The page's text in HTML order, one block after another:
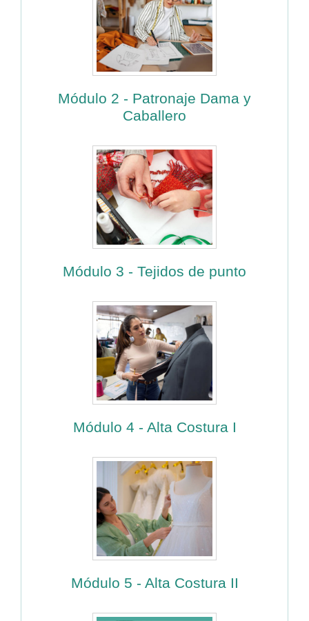
Módulo 2 - Patronaje Dama y
Caballero
Módulo 3 - Tejidos de punto
Módulo 4 - Alta Costura I
Módulo 5 - Alta Costura II